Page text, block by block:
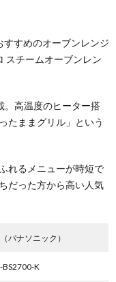
すめのオーブンレンジ
スチームオーブンレン
高温度のヒーター搭
たままグリル」という
れるメニューが時短で
だった方から高い人気
パナソニック）
BS2700-K